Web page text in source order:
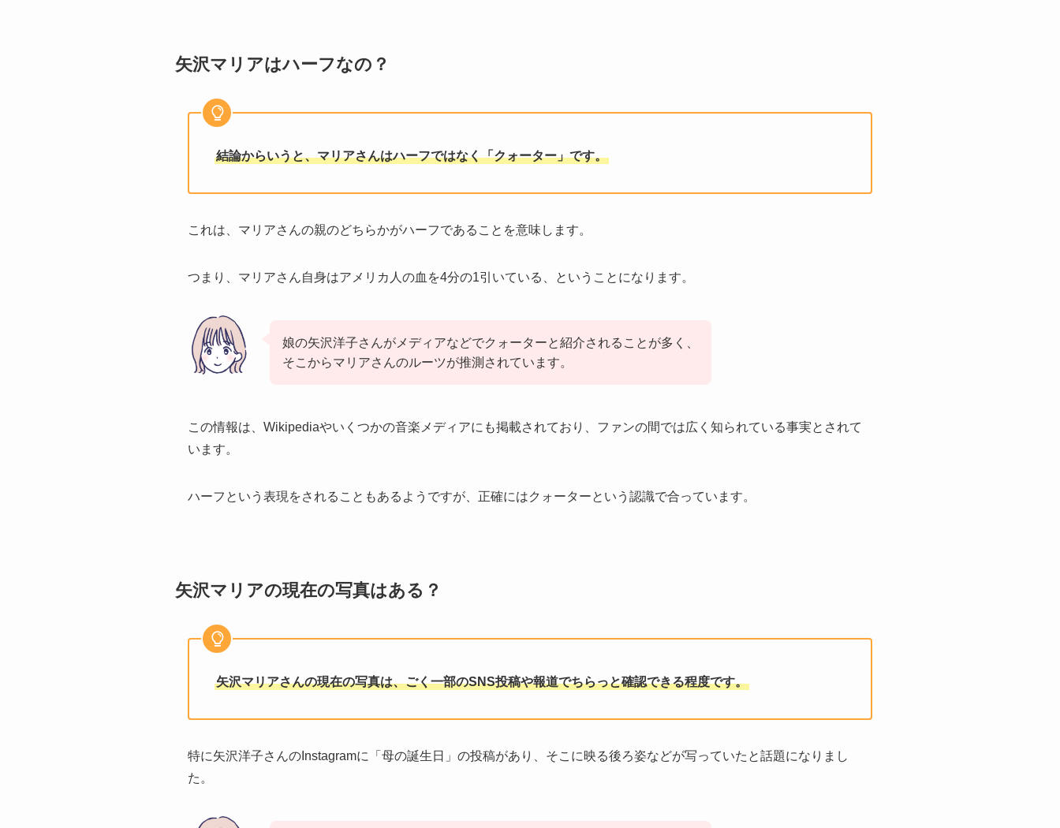
矢沢マリアはハーフなの？
結論からいうと、マリアさんはハーフではなく「クォーター」です。
これは、マリアさんの親のどちらかがハーフであることを意味します。
つまり、マリアさん自身はアメリカ人の血を4分の1引いている、ということになります。
娘の矢沢洋子さんがメディアなどでクォーターと紹介されることが多く、
そこからマリアさんのルーツが推測されています。
この情報は、Wikipediaやいくつかの音楽メディアにも掲載されており、ファンの間では広く知られている事実とされて
います。
ハーフという表現をされることもあるようですが、正確にはクォーターという認識で合っています。
矢沢マリアの現在の写真はある？
矢沢マリアさんの現在の写真は、ごく一部のSNS投稿や報道でちらっと確認できる程度です。
特に矢沢洋子さんのInstagramに「母の誕生日」の投稿があり、そこに映る後ろ姿などが写っていたと話題になりまし
た。